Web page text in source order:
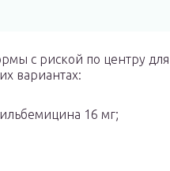
с риской по центру
вариантах:
16 мг;